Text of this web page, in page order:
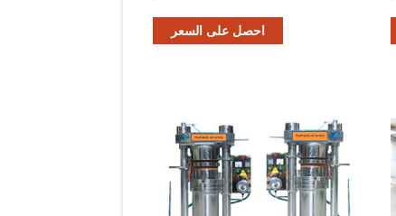
50 % من وزنها زيتا، وهذا الزيت هو
المستخدم
احصل على السعر